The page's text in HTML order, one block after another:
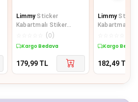
Limmy Sticker
Kabartmalı Stiker
Defter Planlayıcı Etiket
(0)
Kargo Bedava
179,99 TL
Limmy
Kabartmalı
Kargo
182,49 TL